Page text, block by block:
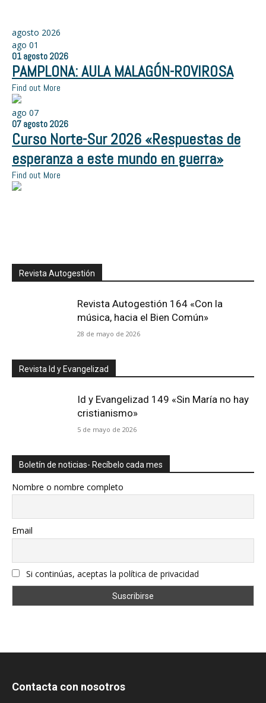
agosto 2026
ago 01
01 agosto 2026
PAMPLONA: AULA MALAGÓN-ROVIROSA
Find out More
ago 07
07 agosto 2026
Curso Norte-Sur 2026 «Respuestas de
esperanza a este mundo en guerra»
Find out More
Revista Autogestión
Revista Autogestión 164 «Con la
música, hacia el Bien Común»
28 de mayo de 2026
Revista Id y Evangelizad
Id y Evangelizad 149 «Sin María no hay
cristianismo»
5 de mayo de 2026
Boletín de noticias- Recíbelo cada mes
Nombre o nombre completo
Email
Si continúas, aceptas la política de privacidad
Contacta con nosotros